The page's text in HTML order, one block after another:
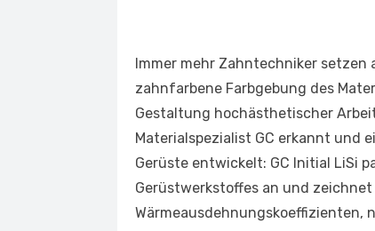
Immer mehr Zahntechniker
zahnfarbene Farbgebung des
Gestaltung hochästhetischer
Materialspezialist GC erkannt und
Gerüste entwickelt: GC Initial LiSi
Gerüstwerkstoffes an und
Wärmeausdehnungskoeffizienten,